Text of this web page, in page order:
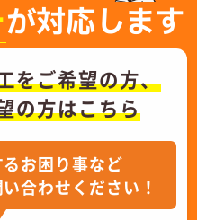
が対応します
をご希望の方、
の方はこちら
お困り事など
合わせください！